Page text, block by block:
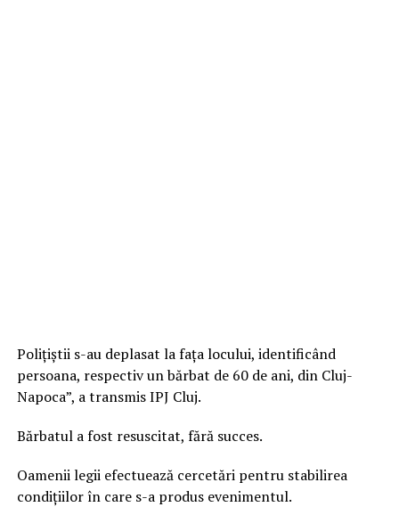
Polițiștii s-au deplasat la fața locului, identificând
persoana, respectiv un bărbat de 60 de ani, din Cluj-
Napoca”, a transmis IPJ Cluj.
Bărbatul a fost resuscitat, fără succes.
Oamenii legii efectuează cercetări pentru stabilirea
condițiilor în care s-a produs evenimentul.